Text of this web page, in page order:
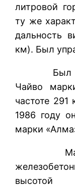
литровой
ту же
дальность
км). Был
Был
Чайво
частоте
1986 году
марки
Маячная
высотой